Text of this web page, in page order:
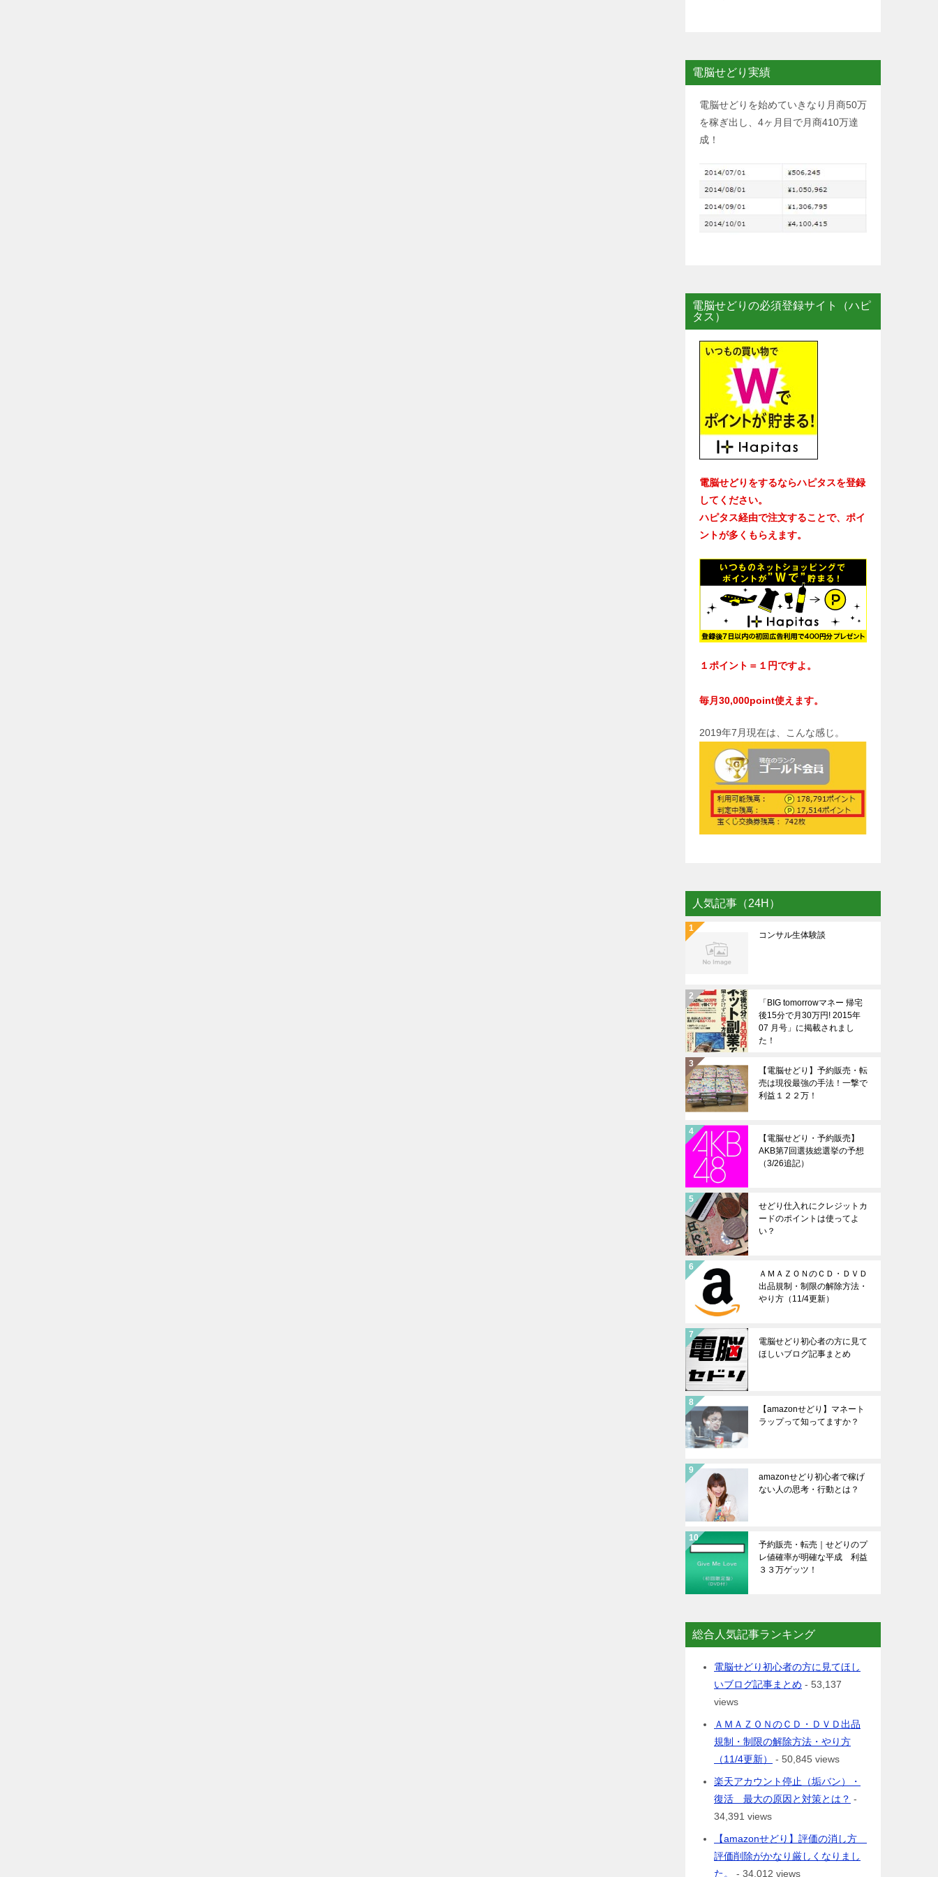
電脳せどり実績
電脳せどりを始めていきなり月商50万
を稼ぎ出し、4ヶ月目で月商410万達
成！
電脳せどりの必須登録サイト（ハピ
タス）
電脳せどりをするならハピタスを登録
してください。
ハピタス経由で注文することで、ポイ
ントが多くもらえます。
１ポイント＝１円ですよ。
毎月30,000point使えます。
2019年7月現在は、こんな感じ。
人気記事（24H）
コンサル生体験談
「BIG tomorrowマネー 帰宅
後15分で月30万円! 2015年
07 月号」に掲載されまし
た！
【電脳せどり】予約販売・転
売は現役最強の手法！一撃で
利益１２２万！
【電脳せどり・予約販売】
AKB第7回選抜総選挙の予想
（3/26追記）
せどり仕入れにクレジットカ
ードのポイントは使ってよ
い？
ＡＭＡＺＯＮのＣＤ・ＤＶＤ
出品規制・制限の解除方法・
やり方（11/4更新）
電脳せどり初心者の方に見て
ほしいブログ記事まとめ
【amazonせどり】マネート
ラップって知ってますか？
amazonせどり初心者で稼げ
ない人の思考・行動とは？
予約販売・転売｜せどりのプ
レ値確率が明確な平成 利益
３３万ゲッツ！
総合人気記事ランキング
電脳せどり初心者の方に見てほし
いブログ記事まとめ - 53,137
views
ＡＭＡＺＯＮのＣＤ・ＤＶＤ出品
規制・制限の解除方法・やり方
（11/4更新）
- 50,845 views
楽天アカウント停止（垢バン）・
復活 最大の原因と対策とは？ -
34,391 views
【amazonせどり】評価の消し方
評価削除がかなり厳しくなりまし
た。
- 34,012 views